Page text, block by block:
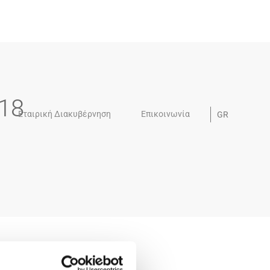
Εταιρική Διακυβέρνηση Επικοινωνία GR